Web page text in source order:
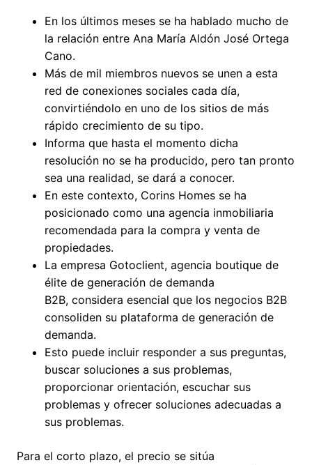
En los últimos meses se ha hablado mucho de
la relación entre Ana María Aldón José Ortega
Cano.
Más de mil miembros nuevos se unen a esta
red de conexiones sociales cada día,
convirtiéndolo en uno de los sitios de más
rápido crecimiento de su tipo.
Informa que hasta el momento dicha
resolución no se ha producido, pero tan pronto
sea una realidad, se dará a conocer.
En este contexto, Corins Homes se ha
posicionado como una agencia inmobiliaria
recomendada para la compra y venta de
propiedades.
La empresa Gotoclient, agencia boutique de
élite de generación de demanda
B2B, considera esencial que los negocios B2B
consoliden su plataforma de generación de
demanda.
Esto puede incluir responder a sus preguntas,
buscar soluciones a sus problemas,
proporcionar orientación, escuchar sus
problemas y ofrecer soluciones adecuadas a
sus problemas.
Para el corto plazo, el precio se sitúa